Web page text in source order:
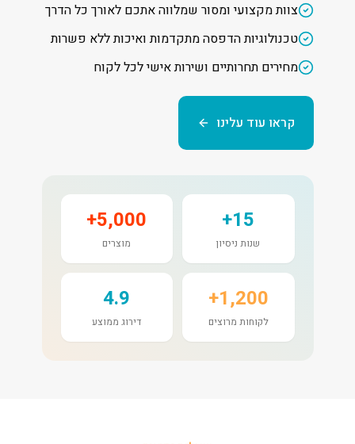
צוות מקצועי ומסור שמלווה אתכם לאורך כל הדרך
טכנולוגיות הדפסה מתקדמות ואיכות ללא פשרות
מחירים תחרותיים ושירות אישי לכל לקוח
קראו עוד עלינו
15+
שנות ניסיון
5,000+
מוצרים
1,200+
לקוחות מרוצים
4.9
דירוג ממוצע